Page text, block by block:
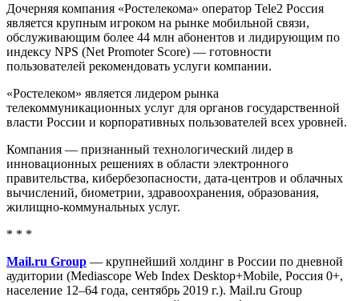
Дочерняя компания «Ростелекома» оператор Tele2 Россия
является крупным игроком на рынке мобильной связи,
обслуживающим более 44 млн абонентов и лидирующим по
индексу NPS (Net Promoter Score) — готовности
пользователей рекомендовать услуги компании.
«Ростелеком» является лидером рынка
телекоммуникационных услуг для органов государственной
власти России и корпоративных пользователей всех уровней.
Компания — признанный технологический лидер в
инновационных решениях в области электронного
правительства, кибербезопасности, дата-центров и облачных
вычислений, биометрии, здравоохранения, образования,
жилищно-коммунальных услуг.
* * *
Mail.ru Group — крупнейший холдинг в России по дневной
аудитории (Mediascope Web Index Desktop+Mobile, Россия 0+,
население 12–64 года, сентябрь 2019 г.). Mail.ru Group